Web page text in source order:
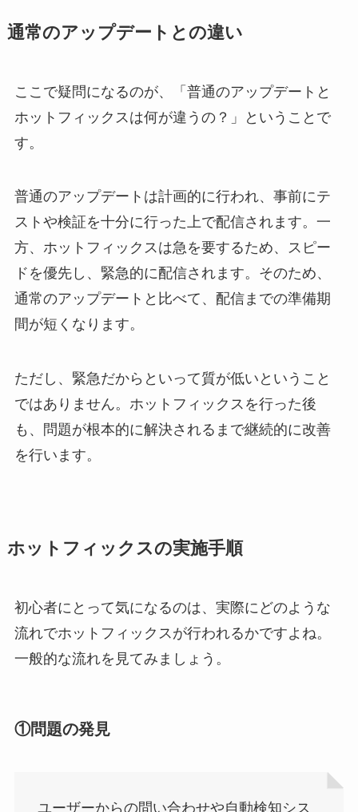
通常のアップデートとの違い
ここで疑問になるのが、「普通のアップデートと
ホットフィックスは何が違うの？」ということで
す。
普通のアップデートは計画的に行われ、事前にテ
ストや検証を十分に行った上で配信されます。一
方、ホットフィックスは急を要するため、スピー
ドを優先し、緊急的に配信されます。そのため、
通常のアップデートと比べて、配信までの準備期
間が短くなります。
ただし、緊急だからといって質が低いということ
ではありません。ホットフィックスを行った後
も、問題が根本的に解決されるまで継続的に改善
を行います。
ホットフィックスの実施手順
初心者にとって気になるのは、実際にどのような
流れでホットフィックスが行われるかですよね。
一般的な流れを見てみましょう。
①問題の発見
ユーザーからの問い合わせや自動検知シス